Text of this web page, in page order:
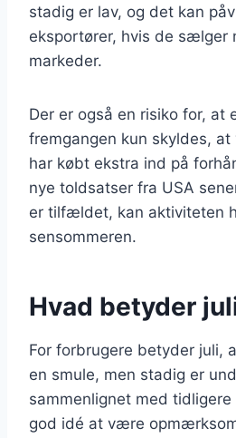
stadig er lav, og det kan
eksportører, hvis de sælger
markeder.
Der er også en risiko for, at
fremgangen kun skyldes, at
har købt ekstra ind på
nye toldsatser fra USA
er tilfældet, kan aktiviteten
sensommeren.
Hvad betyder
For forbrugere betyder juli,
en smule, men stadig er
sammenlignet med tidligere
god idé at være